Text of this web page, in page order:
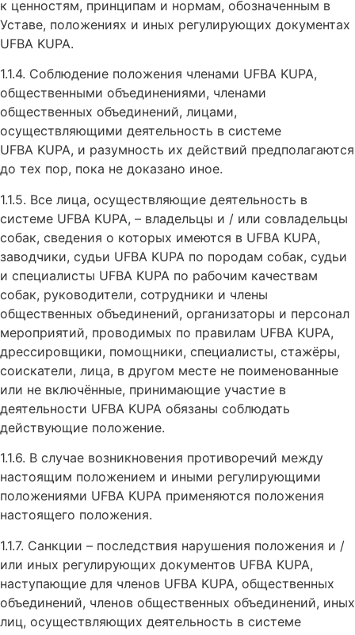
к ценностям, принципам и нормам, обозначенным в
Уставе, положениях и иных регулирующих документах
UFBA KUPA.
1.1.4. Соблюдение положения членами UFBA KUPA,
общественными объединениями, членами
общественных объединений, лицами,
осуществляющими деятельность в системе
UFBA KUPA, и разумность их действий предполагаются
до тех пор, пока не доказано иное.
1.1.5. Все лица, осуществляющие деятельность в
системе UFBA KUPA, – владельцы и / или совладельцы
собак, сведения о которых имеются в UFBA KUPA,
заводчики, судьи UFBA KUPA по породам собак, судьи
и специалисты UFBA KUPA по рабочим качествам
собак, руководители, сотрудники и члены
общественных объединений, организаторы и персонал
мероприятий, проводимых по правилам UFBA KUPA,
дрессировщики, помощники, специалисты, стажёры,
соискатели, лица, в другом месте не поименованные
или не включённые, принимающие участие в
деятельности UFBA KUPA обязаны соблюдать
действующие положение.
1.1.6. В случае возникновения противоречий между
настоящим положением и иными регулирующими
положениями UFBA KUPA применяются положения
настоящего положения.
1.1.7. Санкции – последствия нарушения положения и /
или иных регулирующих документов UFBA KUPA,
наступающие для членов UFBA KUPA, общественных
объединений, членов общественных объединений, иных
лиц, осуществляющих деятельность в системе